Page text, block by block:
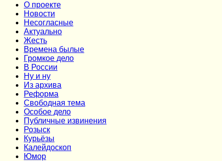
О проекте
Новости
Несогласные
Актуально
Жесть
Времена былые
Громкое дело
В России
Ну и ну
Из архива
Реформа
Cвободная тема
Особое дело
Публичные извинения
Розыск
Курьёзы
Калейдоскоп
Юмор